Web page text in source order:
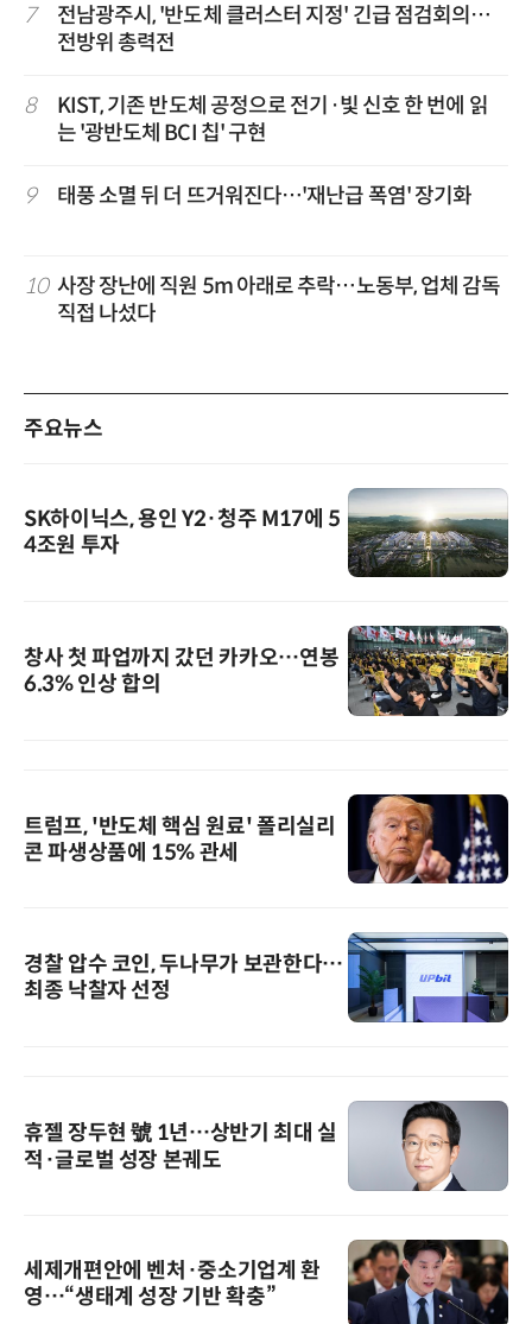
7
전남광주시, '반도체 클러스터 지정' 긴급 점검회의…
전방위 총력전
8
KIST, 기존 반도체 공정으로 전기·빛 신호 한 번에 읽
는 '광반도체 BCI 칩' 구현
9 태풍 소멸 뒤 더 뜨거워진다…'재난급 폭염' 장기화
10 사장 장난에 직원 5m 아래로 추락…노동부, 업체 감독
직접 나섰다
주요뉴스
SK하이닉스, 용인 Y2·청주 M17에 5
4조원 투자
창사 첫 파업까지 갔던 카카오…연봉
6.3% 인상 합의
트럼프, '반도체 핵심 원료' 폴리실리
콘 파생상품에 15% 관세
경찰 압수 코인, 두나무가 보관한다…
최종 낙찰자 선정
휴젤 장두현 號 1년…상반기 최대 실
적·글로벌 성장 본궤도
세제개편안에 벤처·중소기업계 환
영…“생태계 성장 기반 확충”